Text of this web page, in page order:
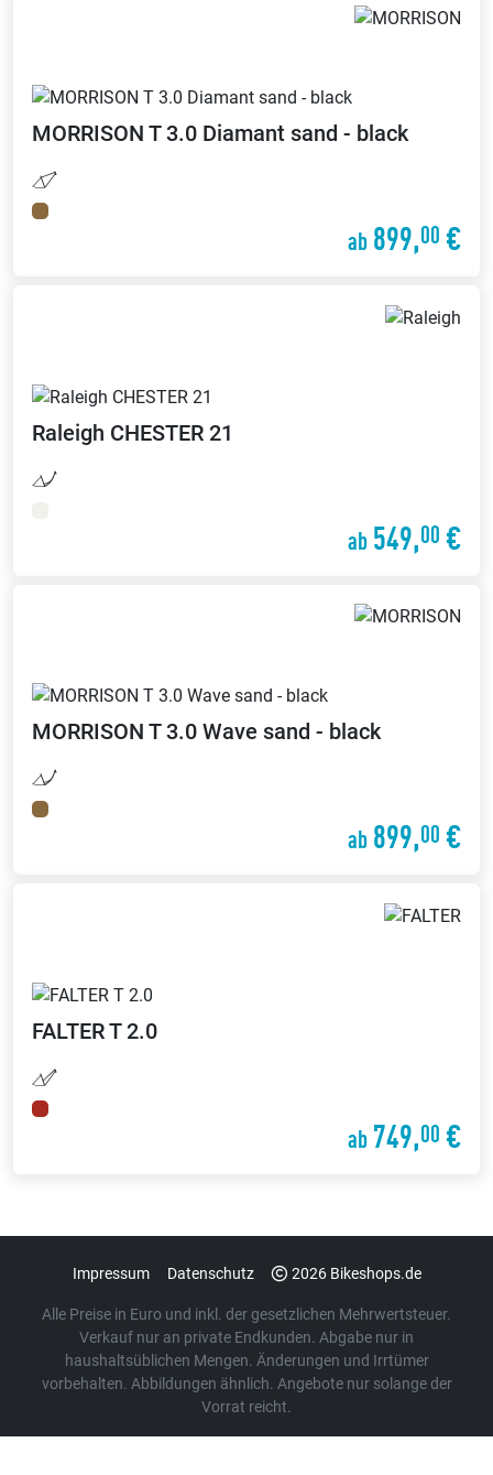
MORRISON T 3.0 Diamant sand - black
ab 899,00 €
Raleigh CHESTER 21
ab 549,00 €
MORRISON T 3.0 Wave sand - black
ab 899,00 €
FALTERT 2.0
ab 749,00 €
Impressum Datenschutz 2026 Bikeshops.de
Alle Preise in Euro und inkl. der gesetzlichen Mehrwertsteuer.
Verkauf nur an private Endkunden. Abgabe nur in
haushaltsüblichen Mengen. Änderungen und Irrtümer
vorbehalten. Abbildungen ähnlich. Angebote nur solange der
Vorrat reicht.